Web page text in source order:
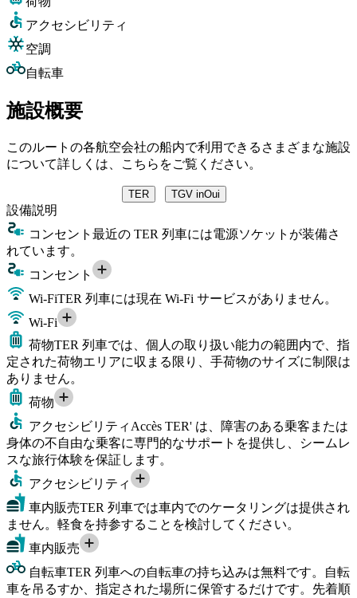
アクセシビリティ
空調
自転車
施設概要
このルートの各航空会社の船内で利用できるさまざまな施設
について詳しくは、こちらをご覧ください。
TER TGV inOui
設備説明
コンセント 最近の TER 列車には電源ソケットが装備さ
れています。
コンセント
Wi-FiTER 列車には現在 Wi-Fi サービスがありません。
Wi-Fi
荷物TER 列車では、個人の取り扱い能力の範囲内で、指
定された荷物エリアに収まる限り、手荷物のサイズに制限は
ありません。
荷物
アクセシビリティ Accès TER' は、障害のある乗客または
身体の不自由な乗客に専門的なサポートを提供し、シームレ
スな旅行体験を保証します。
アクセシビリティ
車内販売TER 列車では車内でのケータリングは提供され
ません。軽食を持参することを検討してください。
車内販売
自転車TER 列車への自転車の持ち込みは無料です。自転
車を吊るすか、指定された場所に保管するだけです。先着順